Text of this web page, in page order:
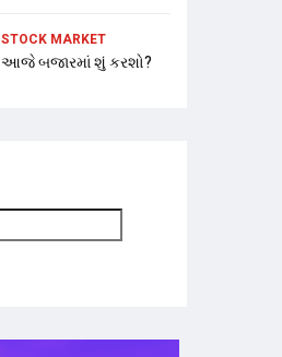
STOCK MARKET
આજે બજારમાં શું કરશો?